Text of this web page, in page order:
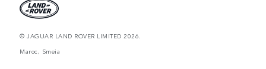
© JAGUAR LAND ROVER LIMITED 2026.
Maroc, Smeia